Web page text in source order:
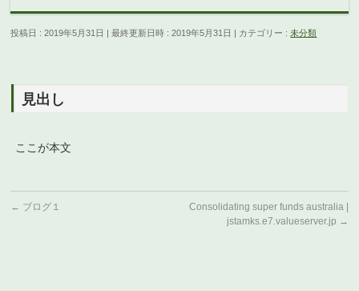
投稿日 : 2019年5月31日 最終更新日時 : 2019年5月31日 カテゴリー :未分類
見出し
ここが本文
← ブログ１
Consolidating super funds australia |
jstamks.e7.valueserver.jp →